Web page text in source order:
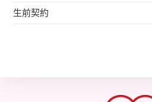
生前契約